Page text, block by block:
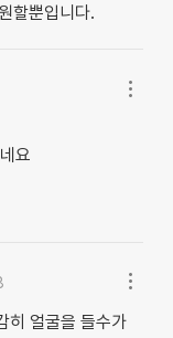
할뿐입니다.
요
히 얼굴을 들수가